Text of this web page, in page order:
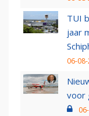
TUI
jaar
06-
voor